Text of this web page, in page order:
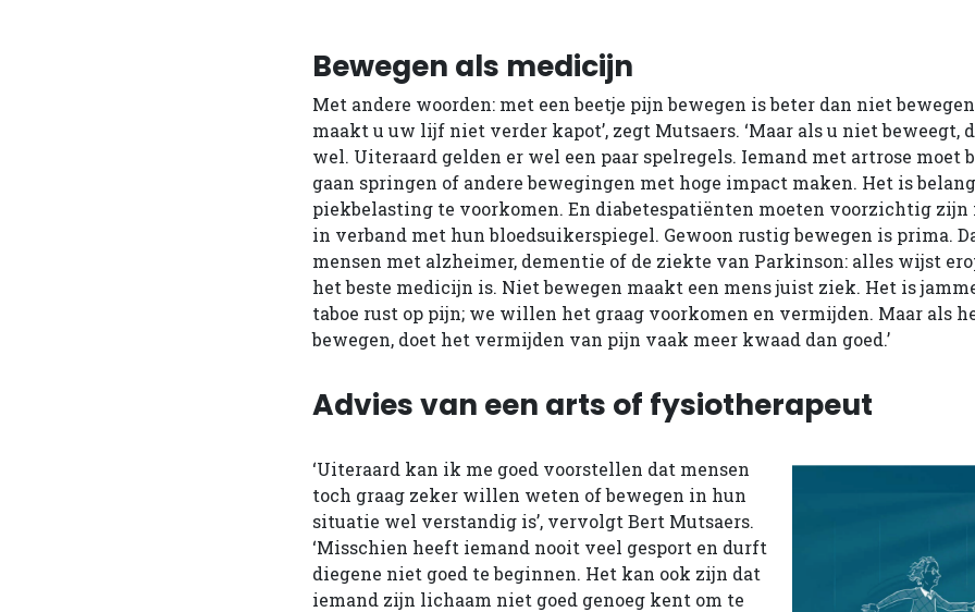
Bewegen als medicijn
Met andere woorden: met een beetje pijn bewegen is beter dan niet
maakt u uw lijf niet verder kapot’, zegt Mutsaers. ‘Maar als u niet beweegt,
wel. Uiteraard gelden er wel een paar spelregels. Iemand met artrose moet
gaan springen of andere bewegingen met hoge impact maken. Het is
piekbelasting te voorkomen. En diabetespatiënten moeten voorzichtig zijn
in verband met hun bloedsuikerspiegel. Gewoon rustig bewegen is prima.
mensen met alzheimer, dementie of de ziekte van Parkinson: alles wijst
het beste medicijn is. Niet bewegen maakt een mens juist ziek. Het is
taboe rust op pijn; we willen het graag voorkomen en vermijden. Maar als
bewegen, doet het vermijden van pijn vaak meer kwaad dan goed.’
Advies van een arts of fysiotherapeut
‘Uiteraard kan ik me goed voorstellen dat mensen
toch graag zeker willen weten of bewegen in hun
situatie wel verstandig is’, vervolgt Bert Mutsaers.
‘Misschien heeft iemand nooit veel gesport en durft
diegene niet goed te beginnen. Het kan ook zijn dat
iemand zijn lichaam niet goed genoeg kent om te